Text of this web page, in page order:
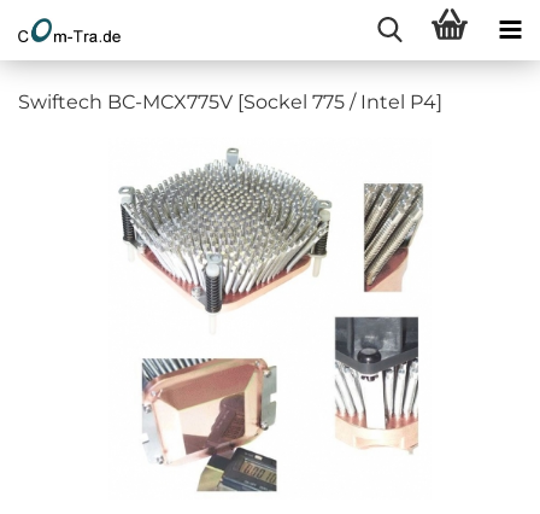
Swiftech BC-MCX775V [Sockel 775 / Intel P4]